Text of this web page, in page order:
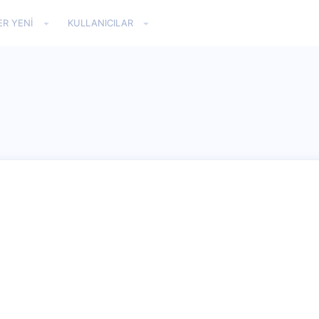
YENI KULLANICILAR